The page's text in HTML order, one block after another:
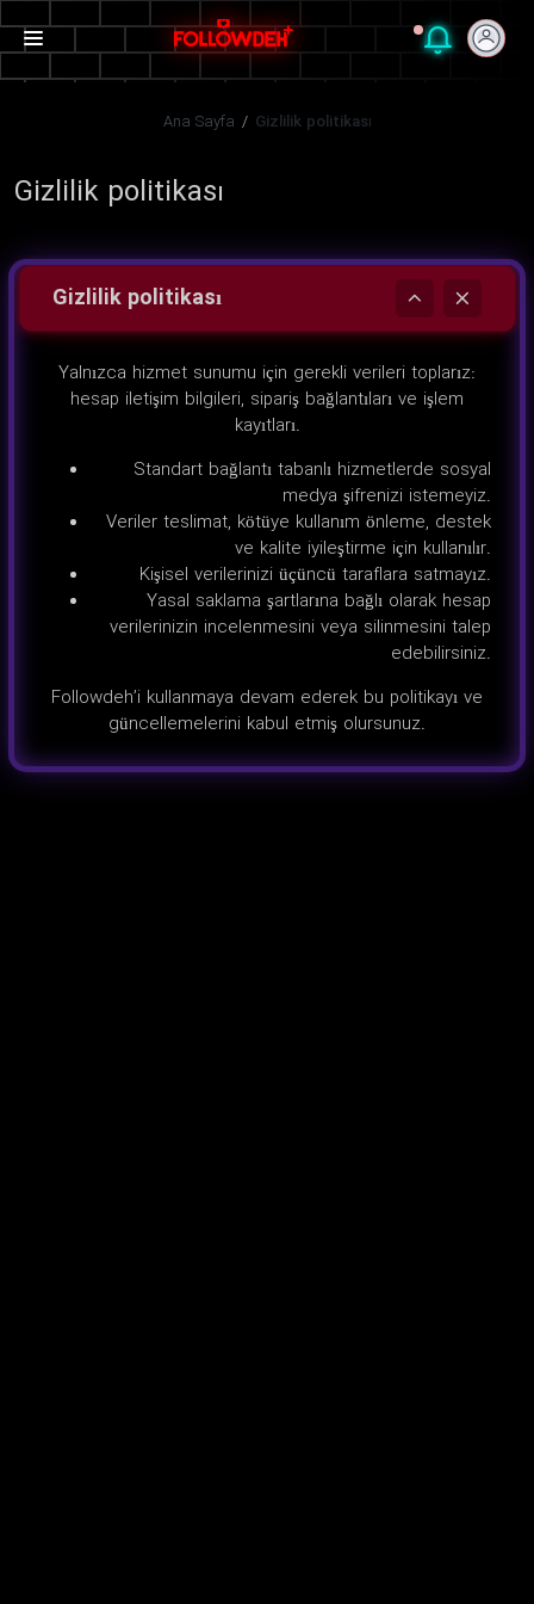
Ana Sayfa / Gizlilik politikası
Gizlilik politikası
Gizlilik politikası
Yalnızca hizmet sunumu için gerekli verileri toplarız:
hesap iletişim bilgileri, sipariş bağlantıları ve işlem
kayıtları.
Standart bağlantı tabanlı hizmetlerde sosyal
medya şifrenizi istemeyiz.
Veriler teslimat, kötüye kullanım önleme, destek
ve kalite iyileştirme için kullanılır.
Kişisel verilerinizi üçüncü taraflara satmayız.
Yasal saklama şartlarına bağlı olarak hesap
verilerinizin incelenmesini veya silinmesini talep
edebilirsiniz.
Followdeh’i kullanmaya devam ederek bu politikayı ve
güncellemelerini kabul etmiş olursunuz.